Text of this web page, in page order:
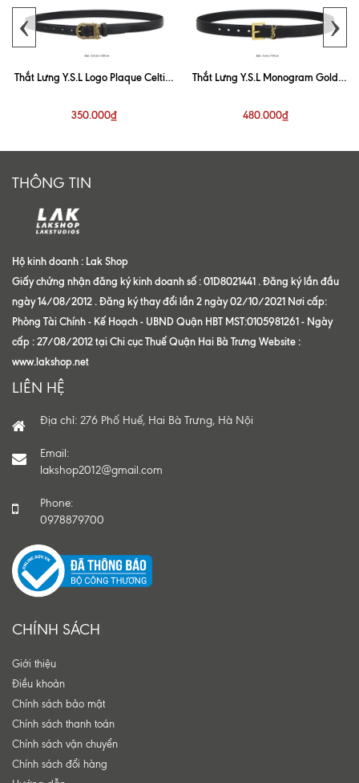
Thắt Lưng Y.S.L Logo Plaque Celtic-
350.000₫
Thắt Lưng Y.S.L Monogram Gold
480.000₫
‹ ›
THÔNG TIN
Hộ kinh doanh : Lak Shop
Giấy chứng nhận đăng ký kinh doanh số : 01D8021441 . Đăng ký lần đầu
ngày 14/08/2012 . Đăng ký thay đổi lần 2 ngày 02/10/2021 Nơi cấp:
Phòng Tài Chính - Kế Hoạch - UBND Quận HBT MST:0105981261 - Ngày
cấp : 27/08/2012 tại Chi cục Thuế Quận Hai Bà Trưng Website :
www.lakshop.net
LIÊN HỆ
Địa chỉ: 276 Phố Huế, Hai Bà Trưng, Hà Nội
Email:
lakshop2012@gmail.com
Phone:
0978879700
CHÍNH SÁCH
Giới thiệu
Điều khoản
Chính sách bảo mật
Chính sách thanh toán
Chính sách vận chuyển
Chính sách đổi hàng